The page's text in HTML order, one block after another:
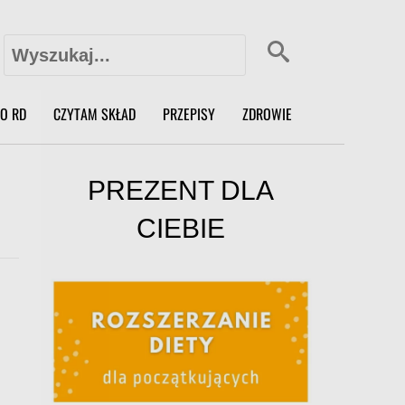
Szukaj:
RD CZYTAM SKŁAD PRZEPISY ZDROWIE
PREZENT DLA
CIEBIE
X